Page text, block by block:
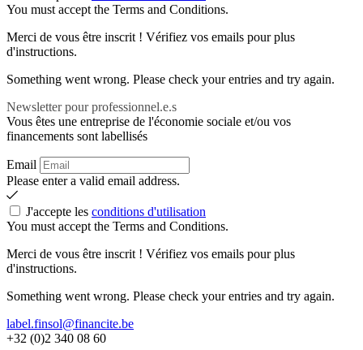
You must accept the Terms and Conditions.
Merci de vous être inscrit ! Vérifiez vos emails pour plus
d'instructions.
Something went wrong. Please check your entries and try again.
Newsletter pour professionnel.e.s
Vous êtes une entreprise de l'économie sociale et/ou vos
financements sont labellisés
Email
Please enter a valid email address.
J'accepte les conditions d'utilisation
You must accept the Terms and Conditions.
Merci de vous être inscrit ! Vérifiez vos emails pour plus
d'instructions.
Something went wrong. Please check your entries and try again.
label.finsol@financite.be
+32 (0)2 340 08 60